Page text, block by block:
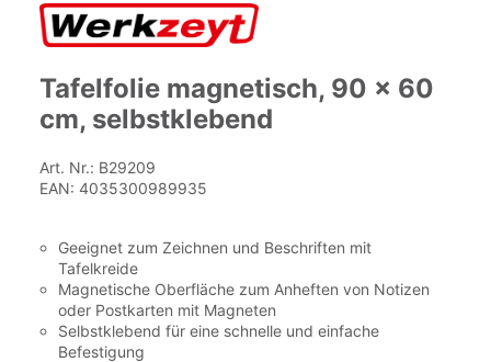
der
Bildgalerie
springen
Tafelfolie magnetisch, 90 x 60
cm, selbstklebend
Art. Nr.: B29209
EAN: 4035300989935
Geeignet zum Zeichnen und Beschriften mit
Tafelkreide
Magnetische Oberfläche zum Anheften von Notizen
oder Postkarten mit Magneten
Selbstklebend für eine schnelle und einfache
Befestigung